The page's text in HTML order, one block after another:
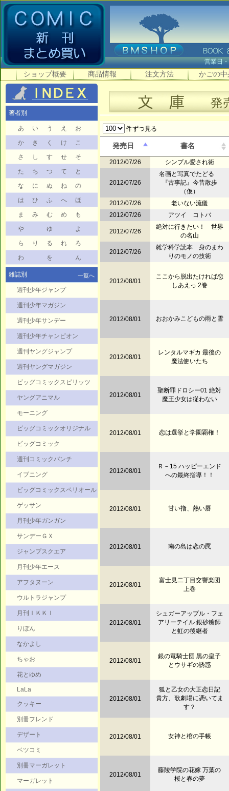
営業
ショップ概要 商品情報 注文方法 かごの中
著者別
あ い う え
お
か
き く け
こ
さ
し す せ
そ
た
ち つ て
と
な
に ぬ ね
の
は
ひ ふ へ
ほ
ま
み む め
も
や
ゆ
よ
ら
り る れ
ろ
わ
を ん
雑誌別 一覧へ
週刊少年ジャンプ
週刊少年マガジン
週刊少年サンデー
週刊少年チャンピオン
週刊ヤングジャンプ
週刊ヤングマガジン
ビッグコミックスピリッツ
ヤングアニマル
モーニング
ビッグコミックオリジナル
ビッグコミック
週刊コミックバンチ
イブニング
ビッグコミックスペリオール
ゲッサン
月刊少年ガンガン
サンデーＧＸ
ジャンプスクエア
月刊少年エース
アフタヌーン
ウルトラジャンプ
月刊ＩＫＫＩ
りぼん
なかよし
ちゃお
花とゆめ
LaLa
クッキー
別冊フレンド
デザート
ベツコミ
別冊マーガレット
マーガレット
件ずつ見る
発売日 書名
2012/07/26 シンプル愛され術
2012/07/26
名画と写真でたどる
『古事記』今昔散歩
（仮）
2012/07/26
老いない流儀
2012/07/26
アツイ コトバ
2012/07/26
絶対に行きたい！ 世界
の名山
2012/07/26
雑学科学読本 身のまわ
りのモノの技術
2012/08/01
ここから脱出たければ恋
しあえっ 2巻
2012/08/01 おおかみこどもの雨と雪
2012/08/01
レンタルマギカ 最後の
魔法使いたち
2012/08/01
聖断罪ドロシー01 絶対
魔王少女は従わない
2012/08/01 恋は選挙と学園覇権！
2012/08/01
Ｒ－15 ハッピーエンド
への最終指導！！
2012/08/01 甘い指、熱い唇
2012/08/01 南の島は恋の罠
2012/08/01
富士見二丁目交響楽団
上巻
2012/08/01
シュガーアップル・フェ
アリーテイル 銀砂糖師
と虹の後継者
2012/08/01
銀の竜騎士団 黒の皇子
とウサギの誘惑
2012/08/01
狐と乙女の大正恋日記
貴方、歌劇場に憑いてま
す？
2012/08/01 女神と棺の手帳
2012/08/01
藤陵学院の花嫁 万葉の
桜と春の夢